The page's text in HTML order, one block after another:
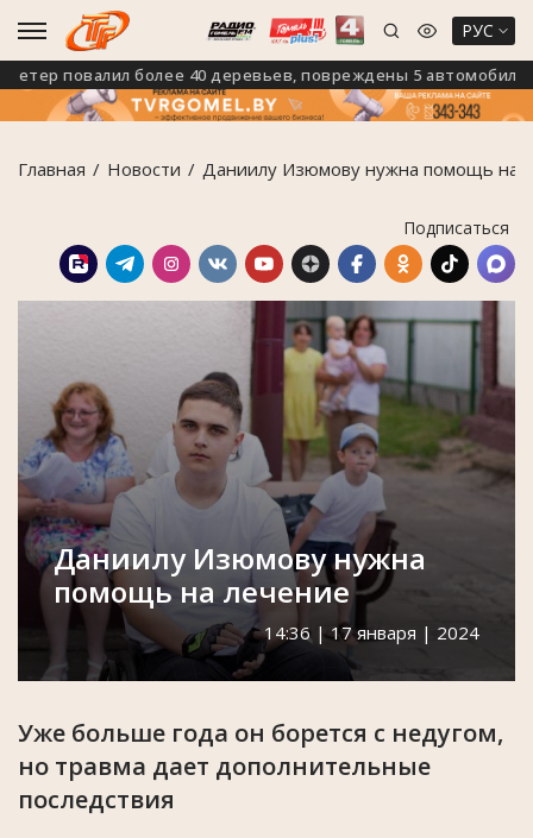
РУС
повалил более 40 деревьев, повреждены 5 автомобилей
Главная Новости Даниилу Изюмову нужна помощь на
Подписаться
Даниилу Изюмову нужна
помощь на лечение
14:36 | 17 января | 2024
Уже больше года он борется с недугом,
но травма дает дополнительные
последствия